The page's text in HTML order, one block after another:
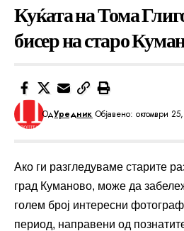
Куќата на Тома
бисер на старо
ОдУредник Објавено: октомври
Ако ги разгледуваме старите
град Куманово, може да
голем број интересни
период, направени од